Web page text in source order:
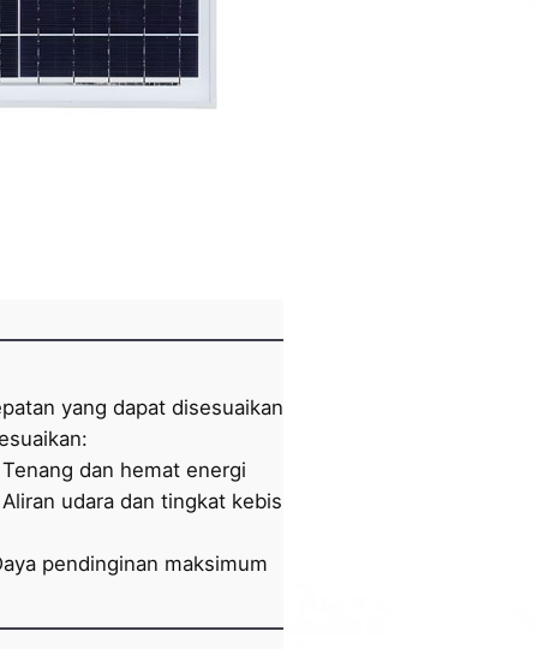
digunakan lebih lama selama
situasi di luar jaringan listrik.
pada kecepatan kipas:
14 jam
8 jam
yang dapat disesuaikan untuk
dan hemat energi
udara dan tingkat kebisingan
pendinginan maksimum